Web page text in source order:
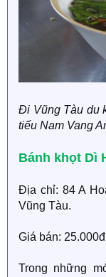
Đi Vũng Tàu du
tiếu Nam Vang
Bánh khọt Dì
Địa chỉ: 84 A
Vũng Tàu.
Giá bán:
Trong những